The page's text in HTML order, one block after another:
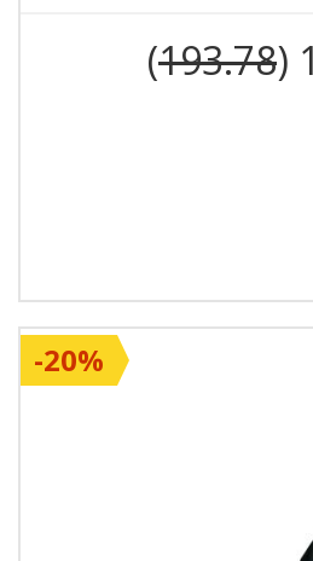
(193.78)
-20%